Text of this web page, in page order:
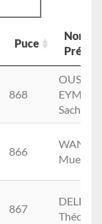
Puce
Nom
Nom
868
Sacha
866
WANG
Muen
867
Théo